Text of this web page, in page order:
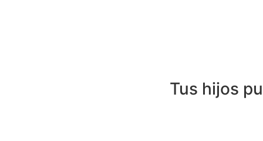
Tus hijos